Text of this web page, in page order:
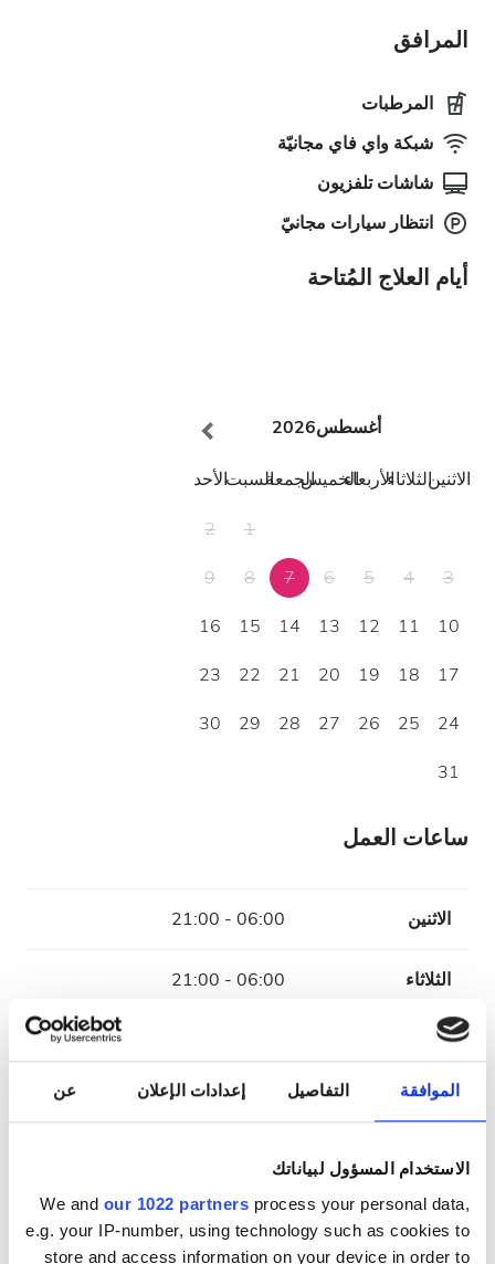
الموافقة التفاصيل إعدادات الإعلان عن
الاستخدام المسؤول لبياناتك
We and our 1022 partners process your personal data,
e.g. your IP-number, using technology such as cookies to
store and access information on your device in order to
المرافق
المرطبات
شبكة واي فاي مجانيّة
شاشات تلفزيون
انتظار سيارات مجانيّ
أيام العلاج المُتاحة
أغسطس2026
الاثنينالثلاثاءالأربعاءالخميسالجمعةالسبتالأحد
1
2
3
4
5
6
7
8
9
10
11
12
13
14
15
16
17
18
19
20
21
22
23
24
25
26
27
28
29
30
31
ساعات العمل
الاثنين 06:00 - 21:00
الثلاثاء 06:00 - 21:00
الأربعاء
الخميس 06:00 - 21:00
الجمعة 06:00 - 21:00
السبت 06:00 - 21:00